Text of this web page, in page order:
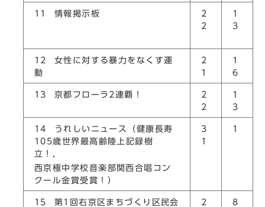
11 情報掲示板
2
2
1
3
12 女性に対する暴力をなくす運
動
2
1
1
6
13 京都フローラ2連覇！
2
2
1
3
14 うれしいニュース（健康長寿
105歳世界最高齢陸上記録樹
立！，
西京極中学校音楽部関西合唱コン
クール金賞受賞！）
3
1
1
15 第1回右京区まちづくり区民会
2
8